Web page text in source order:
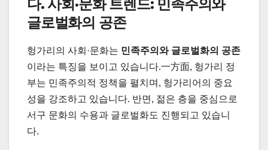
다. 사회·문화 트렌드: 민족주의와
글로벌화의 공존
헝가리의 사회·문화는 민족주의와 글로벌화의 공존
이라는 특징을 보이고 있습니다.一方面, 헝가리 정
부는 민족주의적 정책을 펼치며, 헝가리어의 중요
성을 강조하고 있습니다. 반면, 젊은 층을 중심으로
서구 문화의 수용과 글로벌화도 진행되고 있습니
다.